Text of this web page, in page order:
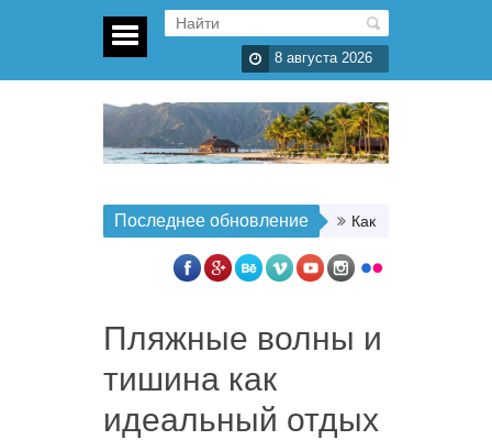
8 августа 2026
Последнее обновление Как организовать
Пляжные волны и
тишина как
идеальный отдых